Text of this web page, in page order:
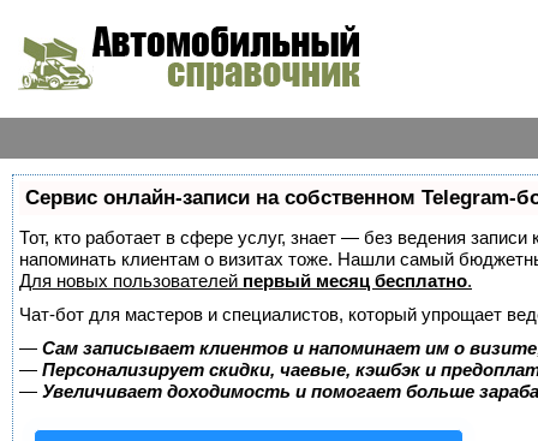
Сервис онлайн-записи на собственном Telegram-
Тот, кто работает в сфере услуг, знает — без ведения
напоминать клиентам о визитах тоже. Нашли самый
Для новых пользователей первый месяц бесплатно.
Чат-бот для мастеров и специалистов, который упрощает
— Сам записывает клиентов и напоминает им о
— Персонализирует скидки, чаевые, кэшбэк и
— Увеличивает доходимость и помогает больше